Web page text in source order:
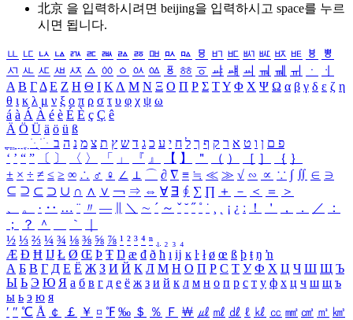
北京 을 입력하시려면 beijing을 입력하시고 space를 누르
시면 됩니다.
ㅥ ㅦ ㅧ ㅨ ㅩ ㅪ ㅫ ㅬ ㅭ ㅮ ㅯ ㅰ ㅱ ㅲ ㅳ ㅴ ㅵ ㅶ ㅷ ㅸ
ㅹ
ㅺ ㅻ ㅼ ㅽ ㅾ ㅿ ㆀ ㆁ ㆂ ㆃ ㆄ ㆅ ㆆ ㆇ ㆈ ㆉ ㆊ ㆋ ㆌ ㆍ
ㆎ
Α Β ΓΔ Ε Ζ Η Θ Ι ΚΛ Μ Ν Ξ Ο Π Ρ Σ ΤΥ Φ Χ Ψ Ω α β γ δ ε ζ η
θ ι κ λ μ ν ξ ο π ρ σ τ υ φ χ ψ ω
á à Á À é è É È ç Ç ê
Ä Ö Ü ä ö ü ß
ִֶֹ ֻּ ׁׂ פ ם ן ו ט א ר ק ף ך ל ח י ע כ ג ד ש ץ ת צ מ נ ה ב
‘ ’ “ ” 〔 〕 〈 〉 「 」 『 』 【 】 ＂ （ ） ［ ］ ｛ ｝
± × ÷ ≠ ≤ ≥ ∞ ∴ ♂ ♀ ∠ ⊥ ⌒ ∂ ∇ ≡ ≒ ≪ ≫ √ ∽ ∝ ∵ ∫ ∬ ∈ ∋
⊆ ⊇ ⊂ ⊃ ∪ ∩ ∧ ∨ ￢ ⇒ ⇔ ∀ ∃ ∮ ∑ ∏ ＋ － ＜ ＝
＞
、
。 · ‥ … ¨ 〃 ― ＼ ∼ ´ ～ ˇ ˘ ˝ ˚ ˙ ¸ ¡ ¿ ː ！ ＇ ， ． ／
：
；
？ ＾ ｀
½ ⅓ ⅔ ¼ ¾ ⅛ ⅜ ⅝ ⅞ ¹ ² ³ ⁴ ⁿ ₁ ₂ ₃ ₄
Æ Ð Ħ Ĳ Ł Ø Œ Þ Ŧ Ŋ æ đ ð ħ ı ĳ ĸ ŀ ł ø œ ß þ ŧ ŋ ŉ
А Б В Г Д Е Ё Ж З И Й К Л М Н О П Р С Т У Ф Х Ц Ч Ш Щ Ъ
Ы Ь Э Ю Я а б в г д е ё ж з и й к л м н о п р с т у ф х ц ч ш щ ъ
ы ь э ю я
′ ″ ℃ Å ￠ ￡ ￥ ¤ ℉ ‰ ＄ ％ Ｆ ￦ ㎕ ㎖ ㎗ ℓ ㎘ ㏄ ㎣ ㎤ ㎥ ㎦